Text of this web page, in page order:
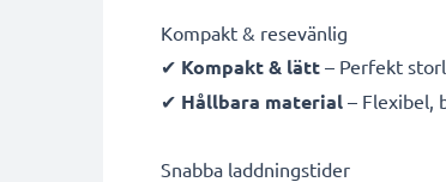
Kompakt & resevänlig
✔ Kompakt & lätt – Perfekt
✔ Hållbara material – Flexibel,
Snabba laddningstider